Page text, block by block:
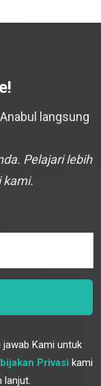
langsung
Pelajari lebih
kami.
Kami untuk
Privasi kami
lanjut.